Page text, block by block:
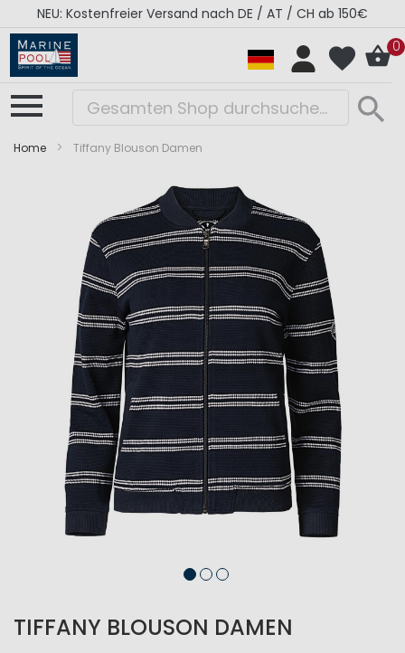
NEU: Kostenfreier Versand nach DE / AT / CH ab 150€
0
Home Tiffany Blouson Damen
Bildergalerie
springen
Bildergalerie
springen
TIFFANY BLOUSON DAMEN